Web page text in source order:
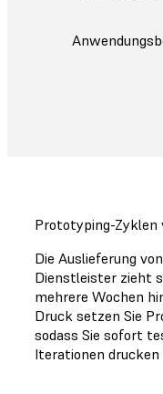
Prototyping-Zyklen
Die Auslieferung
Dienstleister zieht
mehrere Wochen
Druck setzen Sie
sodass Sie sofort
Iterationen drucken